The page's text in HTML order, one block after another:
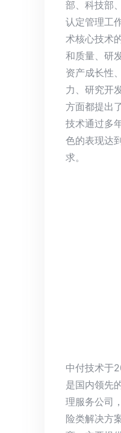
部、科技部
认定管理工
术核心技术
和质量、研
资产成长性
力、研究开
方面都提出
技术通过多
色的表现达
求。
中付技术于
是国内领先
理服务公司
险类解决方